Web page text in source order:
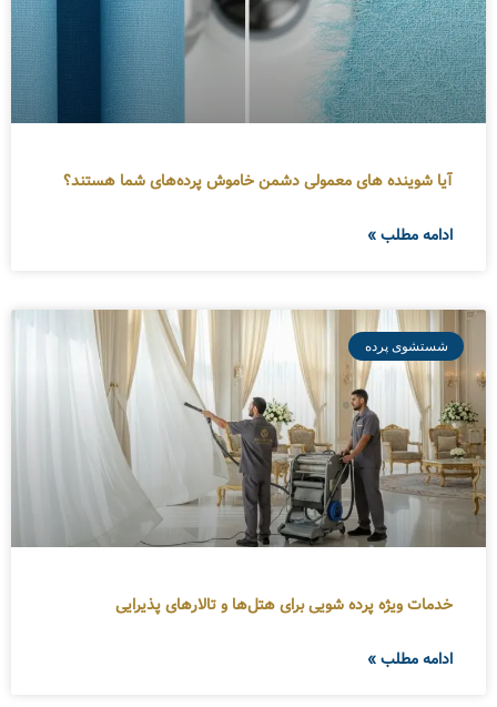
آیا شوینده های معمولی دشمن خاموش پرده‌های شما هستند؟
ادامه مطلب »
شستشوی پرده
خدمات ویژه پرده شویی برای هتل‌ها و تالارهای پذیرایی
ادامه مطلب »